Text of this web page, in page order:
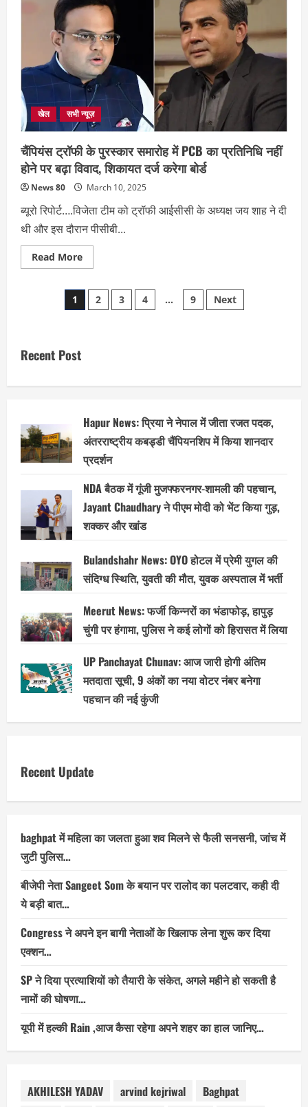
में
दिन
शेष,
दिल्ली
ने
अबतक
घोषित
नहीं
किया
कप्तान;
खेल सभी न्यूज़
चैंपियंस ट्रॉफी के पुरस्कार समारोह में PCB का प्रतिनिधि नहीं
होने पर बढ़ा विवाद, शिकायत दर्ज करेगा बोर्ड
News 80 March 10, 2025
ब्यूरो रिपोर्ट….विजेता टीम को ट्रॉफी आईसीसी के अध्यक्ष जय शाह ने दी
थी और इस दौरान पीसीबी...
Read MoreRead
more
ट्रॉफी
पुरस्कार
शिकायत
दर्ज
करेगा
बोर्ड
Posts
1 2 3 4 … 9 Next
Recent Post
Hapur News: प्रिया ने नेपाल में जीता रजत पदक,
अंतरराष्ट्रीय कबड्डी चैंपियनशिप में किया शानदार
प्रदर्शन
NDA बैठक में गूंजी मुजफ्फरनगर-शामली की पहचान,
Jayant Chaudhary ने पीएम मोदी को भेंट किया गुड़,
शक्कर और खांड
Bulandshahr News: OYO होटल में प्रेमी युगल की
संदिग्ध स्थिति, युवती की मौत, युवक अस्पताल में भर्ती
Meerut News: फर्जी किन्नरों का भंडाफोड़, हापुड़
चुंगी पर हंगामा, पुलिस ने कई लोगों को हिरासत में लिया
UP Panchayat Chunav: आज जारी होगी अंतिम
मतदाता सूची, 9 अंकों का नया वोटर नंबर बनेगा
पहचान की नई कुंजी
Recent Update
baghpat में महिला का जलता हुआ शव मिलने से फैली सनसनी, जांच में
जुटी पुलिस…
बीजेपी नेता Sangeet Som के बयान पर रालोद का पलटवार, कही दी
ये बड़ी बात…
Congress ने अपने इन बागी नेताओं के खिलाफ लेना शुरू कर दिया
एक्शन…
SP ने दिया प्रत्याशियों को तैयारी के संकेत, अगले महीने हो सकती है
नामों की घोषणा…
यूपी में हल्की Rain ,आज कैसा रहेगा अपने शहर का हाल जानिए…
AKHILESH YADAV arvind kejriwal
Baghpat